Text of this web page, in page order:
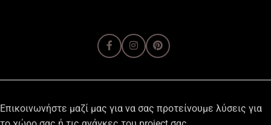
Επικοινωνήστε μαζί μας για να σας προτείνουμε λύσεις για